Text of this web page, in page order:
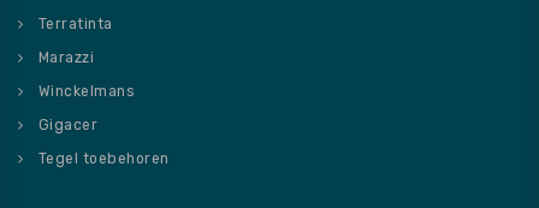
Terratinta
Marazzi
Winckelmans
Gigacer
Tegel toebehoren